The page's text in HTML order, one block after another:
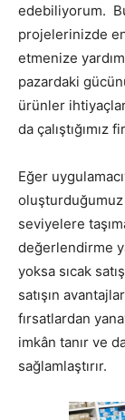
edebiliyorum.
projelerinizde
etmenize
pazardaki
ürünler
da çalıştığımız
Eğer
seviyelere
değerlendirme
yoksa sıcak
satışın
fırsatlardan
imkân tanır ve
sağlamlaştırır.